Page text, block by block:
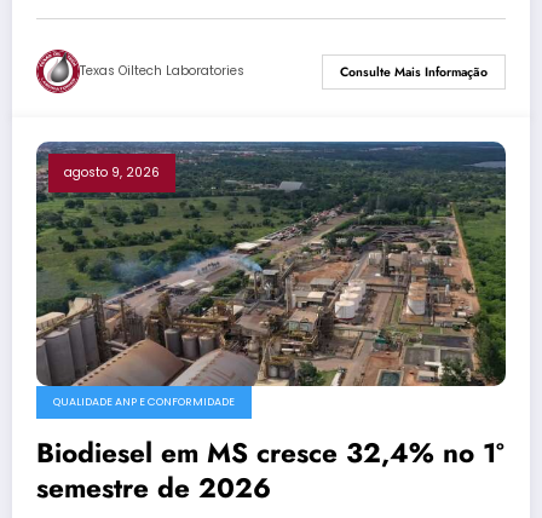
Texas Oiltech Laboratories Consulte Mais Informação
agosto 9, 2026
QUALIDADE ANP E CONFORMIDADE
Biodiesel em MS cresce 32,4% no 1º
semestre de 2026